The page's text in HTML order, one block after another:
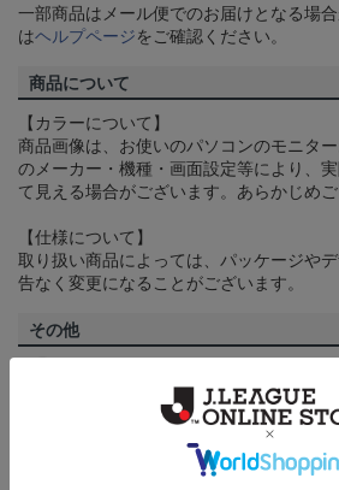
一部商品はメール便でのお届けとなる場
はヘルプページをご確認ください。
商品について
【カラーについて】
商品画像は、お使いのパソコンのモニタ
のメーカー・機種・画面設定等により、
て見える場合がございます。あらかじめご
【仕様について】
取り扱い商品によっては、パッケージや
告なく変更になることがございます。
その他
ギフト対応について